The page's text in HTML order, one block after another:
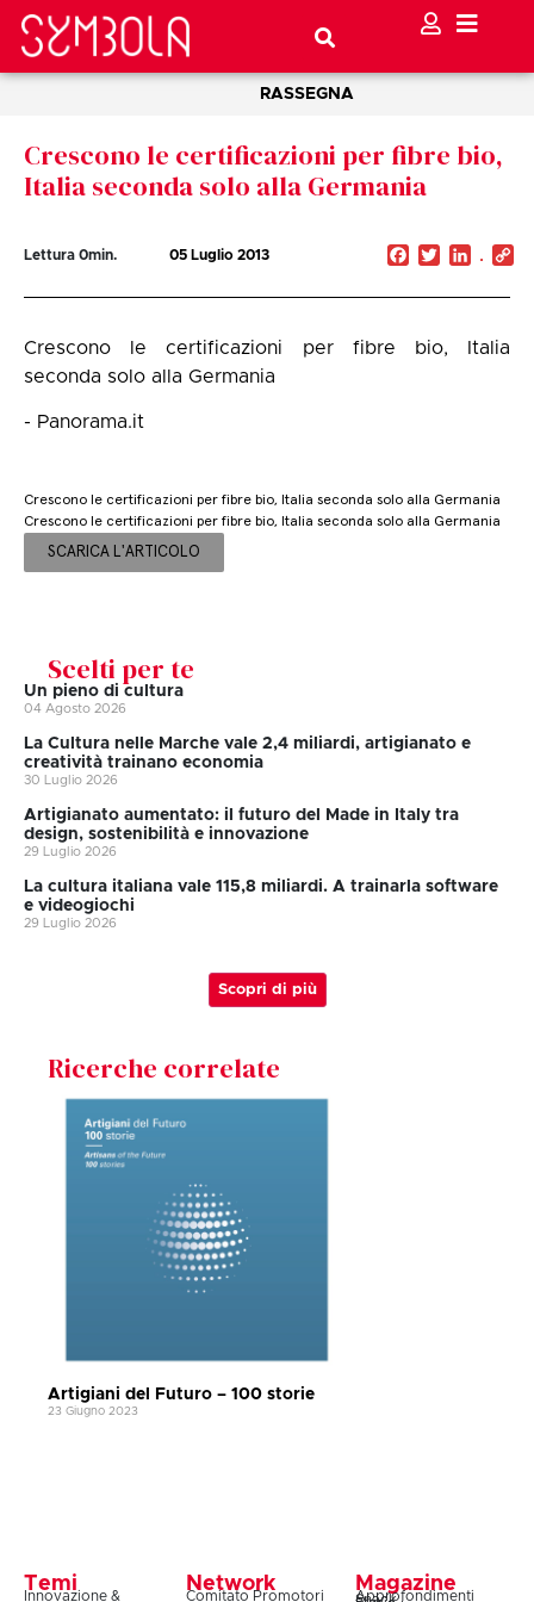
RASSEGNA
Crescono le certificazioni per fibre bio,
Italia seconda solo alla Germania
Lettura 0min. 05 Luglio 2013 Facebook
Twitter
Crescono le certificazioni per fibre bio, Italia
seconda solo alla Germania
- Panorama.it
Crescono le certificazioni per fibre bio, Italia seconda solo alla Germania
Crescono le certificazioni per fibre bio, Italia seconda solo alla Germania
SCARICA L'ARTICOLO
Scelti per te
Un pieno di cultura
04 Agosto 2026
La Cultura nelle Marche vale 2,4 miliardi, artigianato e
creatività trainano economia
30 Luglio 2026
Artigianato aumentato: il futuro del Made in Italy tra
design, sostenibilità e innovazione
29 Luglio 2026
La cultura italiana vale 115,8 miliardi. A trainarla software
e videogiochi
29 Luglio 2026
Scopri di più
Ricerche correlate
Artigiani del Futuro – 100 storie
23 Giugno 2023
Temi
Innovazione &
Network
Comitato Promotori
Magazine
Approfondimenti